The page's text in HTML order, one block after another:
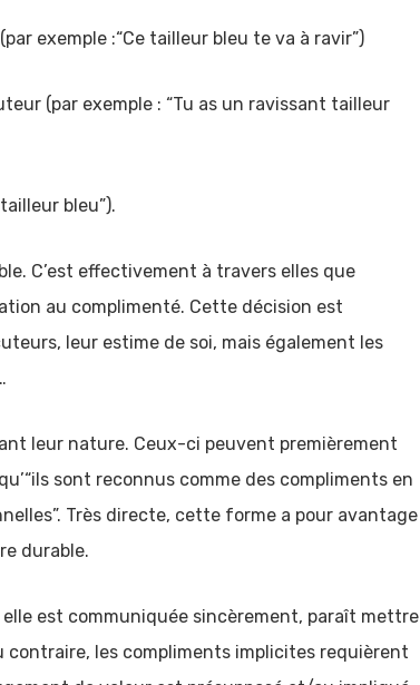
exemple :“Ce tailleur bleu te va à ravir”)
(par exemple : “Tu as un ravissant tailleur
bleu”).
C’est effectivement à travers elles que
au complimenté. Cette décision est
leur estime de soi, mais également les
leur nature. Ceux-ci peuvent premièrement
sont reconnus comme des compliments en
Très directe, cette forme a pour avantage
durable.
est communiquée sincèrement, paraît mettre
contraire, les compliments implicites requièrent